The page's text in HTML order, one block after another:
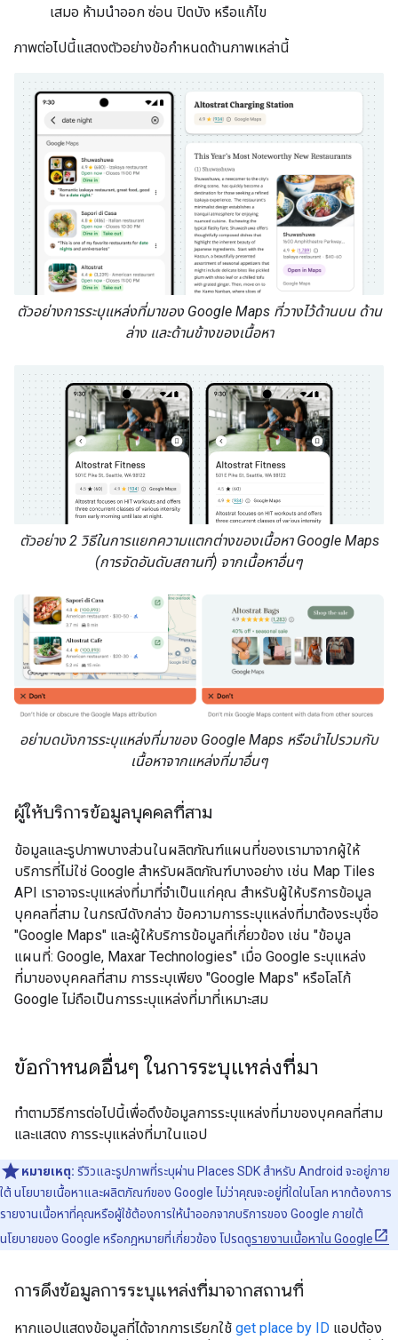
เสมอ ห้ามนำออก ซ่อน ปิดบัง หรือแก้ไข
ภาพต่อไปนี้แสดงตัวอย่างข้อกำหนดด้านภาพเหล่านี้
ตัวอย่างการระบุแหล่งที่มาของ Google Maps ที่วางไว้ด้านบน ด้าน
ล่าง และด้านข้างของเนื้อหา
ตัวอย่าง 2 วิธีในการแยกความแตกต่างของเนื้อหา Google Maps
(การจัดอันดับสถานที่) จากเนื้อหาอื่นๆ
อย่าบดบังการระบุแหล่งที่มาของ Google Maps หรือนำไปรวมกับ
เนื้อหาจากแหล่งที่มาอื่นๆ
ผู้ให้บริการข้อมูลบุคคลที่สาม
ข้อมูลและรูปภาพบางส่วนในผลิตภัณฑ์แผนที่ของเรามาจากผู้ให้
บริการที่ไม่ใช่ Google สำหรับผลิตภัณฑ์บางอย่าง เช่น Map Tiles
API เราอาจระบุแหล่งที่มาที่จำเป็นแก่คุณ สำหรับผู้ให้บริการข้อมูล
บุคคลที่สาม ในกรณีดังกล่าว ข้อความการระบุแหล่งที่มาต้องระบุชื่อ
"Google Maps" และผู้ให้บริการข้อมูลที่เกี่ยวข้อง เช่น "ข้อมูล
แผนที่: Google, Maxar Technologies" เมื่อ Google ระบุแหล่ง
ที่มาของบุคคลที่สาม การระบุเพียง "Google Maps" หรือโลโก้
Google ไม่ถือเป็นการระบุแหล่งที่มาที่เหมาะสม
ข้อกำหนดอื่นๆ ในการระบุแหล่งที่มา
ทำตามวิธีการต่อไปนี้เพื่อดึงข้อมูลการระบุแหล่งที่มาของบุคคลที่สาม
และแสดง การระบุแหล่งที่มาในแอป
หมายเหตุ: รีวิวและรูปภาพที่ระบุผ่าน Places SDK สำหรับ Android จะอยู่ภาย
ใต้ นโยบายเนื้อหาและผลิตภัณฑ์ของ Google ไม่ว่าคุณจะอยู่ที่ใดในโลก หากต้องการ
รายงานเนื้อหาที่คุณหรือผู้ใช้ต้องการให้นำออกจากบริการของ Google ภายใต้
นโยบายของ Google หรือกฎหมายที่เกี่ยวข้อง โปรดดูรายงานเนื้อหาใน Google
การดึงข้อมูลการระบุแหล่งที่มาจากสถานที่
หากแอปแสดงข้อมูลที่ได้จากการเรียกใช้ get place by ID แอปต้อง